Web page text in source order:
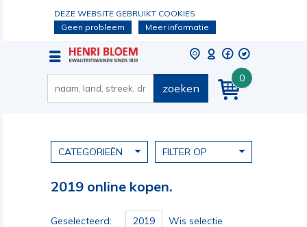
DEZE WEBSITE GEBRUIKT COOKIES
Geen probleem
Meer informatie
0
zoeken
CATEGORIEËN FILTER OP
2019 online kopen.
Geselecteerd: 2019 Wis selectie